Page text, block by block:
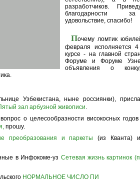
разработчиков.
благодарности
удовольствие, спасибо!
Почему ломтик
февраля исполняется
курсе - на главной
Форуме и Форуме
объявления о
Узбекистана, ныне россиянки),
зал арбузной живописи.
о целесообразности високосных
прошу.
преобразования и паркеты(из Кванта)
в Инфокоме-уз Сетевая жизнь картинок
НОРМАЛЬНОЕ ЧИСЛО ПИ